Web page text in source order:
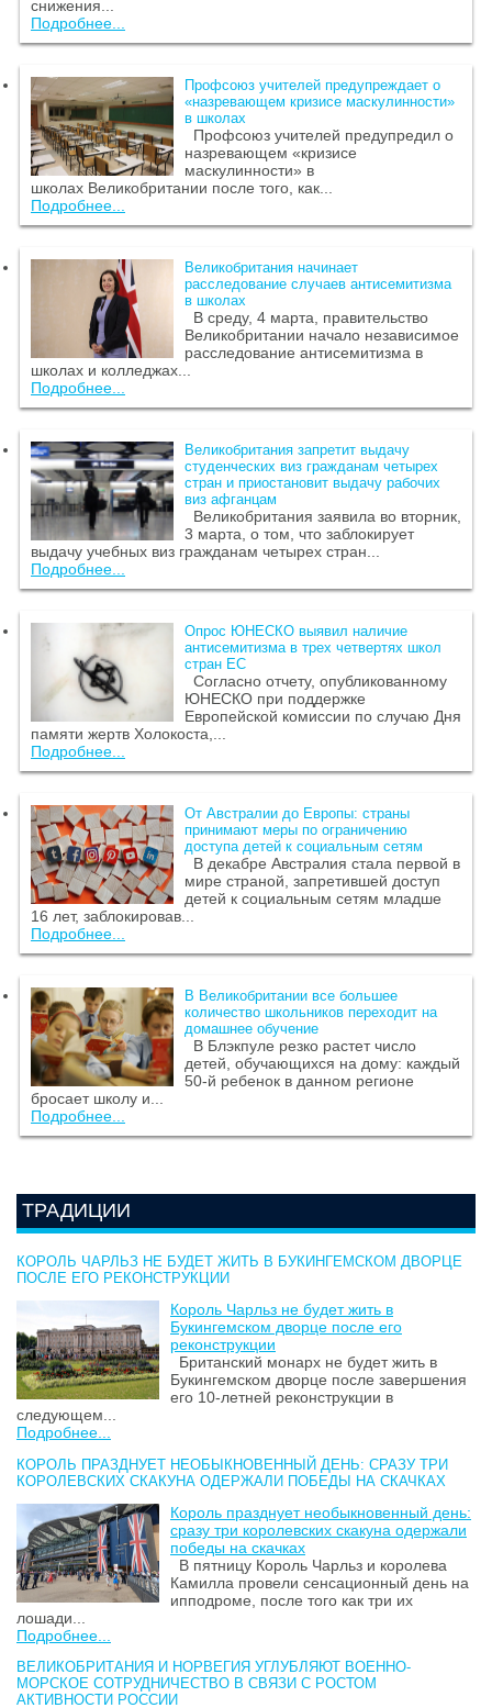
снижения...
Подробнее...
Профсоюз учителей предупреждает о
«назревающем кризисе маскулинности»
в школах
Профсоюз учителей предупредил о
назревающем «кризисе
маскулинности» в
школах Великобритании после того, как...
Подробнее...
Великобритания начинает
расследование случаев антисемитизма
в школах
В среду, 4 марта, правительство
Великобритании начало независимое
расследование антисемитизма в
школах и колледжах...
Подробнее...
Великобритания запретит выдачу
студенческих виз гражданам четырех
стран и приостановит выдачу рабочих
виз афганцам
Великобритания заявила во вторник,
3 марта, о том, что заблокирует
выдачу учебных виз гражданам четырех стран...
Подробнее...
Опрос ЮНЕСКО выявил наличие
антисемитизма в трех четвертях школ
стран ЕС
Согласно отчету, опубликованному
ЮНЕСКО при поддержке
Европейской комиссии по случаю Дня
памяти жертв Холокоста,...
Подробнее...
От Австралии до Европы: страны
принимают меры по ограничению
доступа детей к социальным сетям
В декабре Австралия стала первой в
мире страной, запретившей доступ
детей к социальным сетям младше
16 лет, заблокировав...
Подробнее...
В Великобритании все большее
количество школьников переходит на
домашнее обучение
В Блэкпуле резко растет число
детей, обучающихся на дому: каждый
50-й ребенок в данном регионе
бросает школу и...
Подробнее...
ТРАДИЦИИ
КОРОЛЬ ЧАРЛЬЗ НЕ БУДЕТ ЖИТЬ В БУКИНГЕМСКОМ ДВОРЦЕ
ПОСЛЕ ЕГО РЕКОНСТРУКЦИИ
Король Чарльз не будет жить в
Букингемском дворце после его
реконструкции
Британский монарх не будет жить в
Букингемском дворце после завершения
его 10-летней реконструкции в
следующем...
Подробнее...
КОРОЛЬ ПРАЗДНУЕТ НЕОБЫКНОВЕННЫЙ ДЕНЬ: СРАЗУ ТРИ
КОРОЛЕВСКИХ СКАКУНА ОДЕРЖАЛИ ПОБЕДЫ НА СКАЧКАХ
Король празднует необыкновенный день:
сразу три королевских скакуна одержали
победы на скачках
В пятницу Король Чарльз и королева
Камилла провели сенсационный день на
ипподроме, после того как три их
лошади...
Подробнее...
ВЕЛИКОБРИТАНИЯ И НОРВЕГИЯ УГЛУБЛЯЮТ ВОЕННО-
МОРСКОЕ СОТРУДНИЧЕСТВО В СВЯЗИ С РОСТОМ
АКТИВНОСТИ РОССИИ